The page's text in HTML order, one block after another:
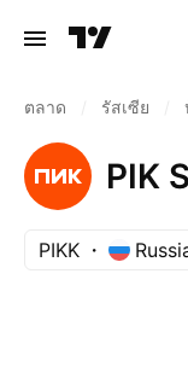
ตลาด รัสเซีย
PIK
PIKK